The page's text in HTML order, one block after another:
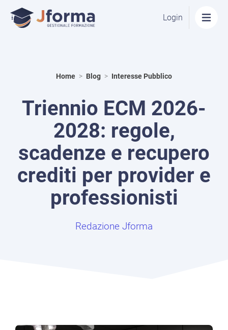
Login
Home > Blog > Interesse Pubblico
Triennio ECM 2026-
2028: regole,
scadenze e recupero
crediti per provider e
professionisti
Redazione Jforma